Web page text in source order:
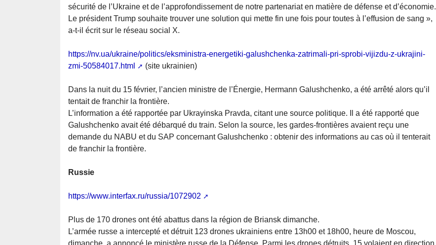
sécurité de l’Ukraine et de l’approfondissement de notre partenariat en matière de défense et d’économie.
Le président Trump souhaite trouver une solution qui mette fin une fois pour toutes à l’effusion de sang »,
a-t-il écrit sur le réseau social X.
https://nv.ua/ukraine/politics/eksministra-energetiki-galushchenka-zatrimali-pri-sprobi-vijizdu-z-ukrajini-
zmi-50584017.html
(site ukrainien)
Dans la nuit du 15 février, l’ancien ministre de l’Énergie, Hermann Galushchenko, a été arrêté alors qu’il
tentait de franchir la frontière.
L’information a été rapportée par Ukrayinska Pravda, citant une source politique. Il a été rapporté que
Galushchenko avait été débarqué du train. Selon la source, les gardes-frontières avaient reçu une
demande du NABU et du SAP concernant Galushchenko : obtenir des informations au cas où il tenterait
de franchir la frontière.
Russie
https://www.interfax.ru/russia/1072902
Plus de 170 drones ont été abattus dans la région de Briansk dimanche.
L’armée russe a intercepté et détruit 123 drones ukrainiens entre 13h00 et 18h00, heure de Moscou,